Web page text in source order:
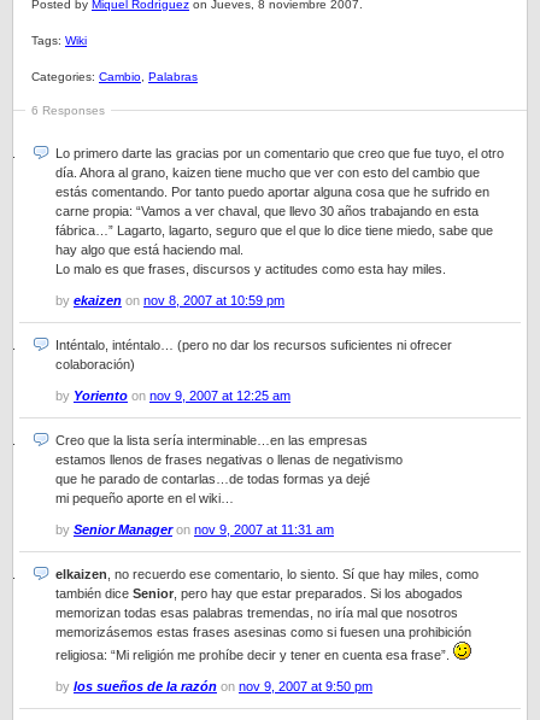
Posted by Miquel Rodríguez on Jueves, 8 noviembre 2007.
Tags: Wiki
Categories: Cambio Palabras
6 Responses
Lo primero darte las gracias por un comentario que creo que fue tuyo, el otro
día. Ahora al grano, kaizen tiene mucho que ver con esto del cambio que
estás comentando. Por tanto puedo aportar alguna cosa que he sufrido en
carne propia: “Vamos a ver chaval, que llevo 30 años trabajando en esta
fábrica…” Lagarto, lagarto, seguro que el que lo dice tiene miedo, sabe que
hay algo que está haciendo mal.
Lo malo es que frases, discursos y actitudes como esta hay miles.
by ekaizen on nov 8, 2007 at 10:59 pm
Inténtalo, inténtalo… (pero no dar los recursos suficientes ni ofrecer
colaboración)
by Yoriento on nov 9, 2007 at 12:25 am
Creo que la lista sería interminable…en las empresas
estamos llenos de frases negativas o llenas de negativismo
que he parado de contarlas…de todas formas ya dejé
mi pequeño aporte en el wiki…
by Senior Manageron nov 9, 2007 at 11:31 am
elkaizen , no recuerdo ese comentario, lo siento. Sí que hay miles, como
también dice Senior , pero hay que estar preparados. Si los abogados
memorizan todas esas palabras tremendas, no iría mal que nosotros
memorizásemos estas frases asesinas como si fuesen una prohibición
religiosa: “Mi religión me prohíbe decir y tener en cuenta esa frase”.
by los sueños de la razón on nov 9, 2007 at 9:50 pm